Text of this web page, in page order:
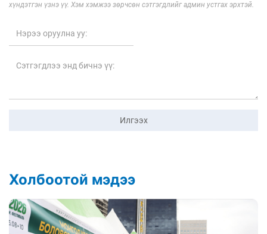
хүндэтгэн үзнэ үү. Хэм хэмжээ зөрчсөн сэтгэгдлийг админ устгах эрхтэй.
Илгээх
Холбоотой мэдээ